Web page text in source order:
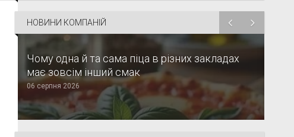
НОВИНИ КОМПАНІЙ
Чому одна й та сама піца в різних закладах
має зовсім інший смак
06 серпня 2026